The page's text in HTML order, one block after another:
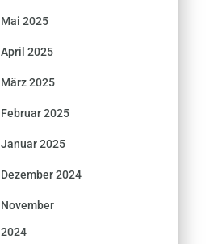
Mai 2025
April 2025
März 2025
Februar 2025
Januar 2025
Dezember 2024
November
2024